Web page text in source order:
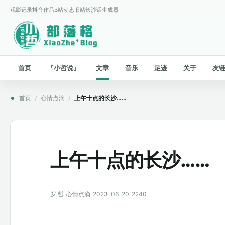
观影记录抖音作品B站动态 旧站长沙话生成器
首页 『小哲说』 文章 音乐 足迹 关于 友链
首页 / 心情点滴 / 上午十点的长沙……
上午十点的长沙……
罗 哲 心情点滴 2023-06-20 2240